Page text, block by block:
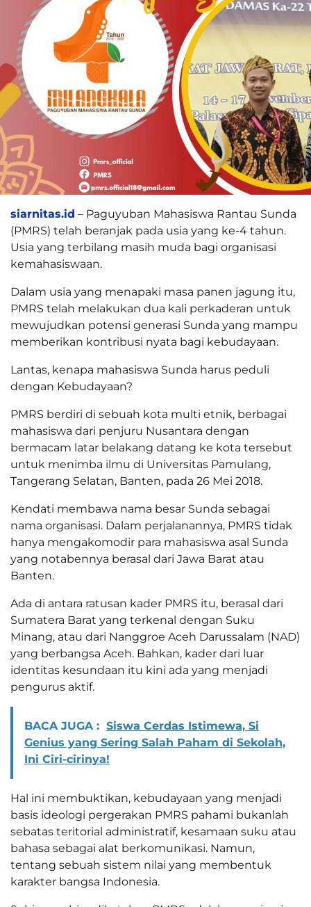
siarnitas.id – Paguyuban Mahasiswa Rantau Sunda
(PMRS) telah beranjak pada usia yang ke-4 tahun.
Usia yang terbilang masih muda bagi organisasi
kemahasiswaan.
Dalam usia yang menapaki masa panen jagung itu,
PMRS telah melakukan dua kali perkaderan untuk
mewujudkan potensi generasi Sunda yang mampu
memberikan kontribusi nyata bagi kebudayaan.
Lantas, kenapa mahasiswa Sunda harus peduli
dengan Kebudayaan?
PMRS berdiri di sebuah kota multi etnik, berbagai
mahasiswa dari penjuru Nusantara dengan
bermacam latar belakang datang ke kota tersebut
untuk menimba ilmu di Universitas Pamulang,
Tangerang Selatan, Banten, pada 26 Mei 2018.
Kendati membawa nama besar Sunda sebagai
nama organisasi. Dalam perjalanannya, PMRS tidak
hanya mengakomodir para mahasiswa asal Sunda
yang notabennya berasal dari Jawa Barat atau
Banten.
Ada di antara ratusan kader PMRS itu, berasal dari
Sumatera Barat yang terkenal dengan Suku
Minang, atau dari Nanggroe Aceh Darussalam (NAD)
yang berbangsa Aceh. Bahkan, kader dari luar
identitas kesundaan itu kini ada yang menjadi
pengurus aktif.
BACA JUGA : Siswa Cerdas Istimewa, Si
Genius yang Sering Salah Paham di Sekolah,
Ini Ciri-cirinya!
Hal ini membuktikan, kebudayaan yang menjadi
basis ideologi pergerakan PMRS pahami bukanlah
sebatas teritorial administratif, kesamaan suku atau
bahasa sebagai alat berkomunikasi. Namun,
tentang sebuah sistem nilai yang membentuk
karakter bangsa Indonesia.